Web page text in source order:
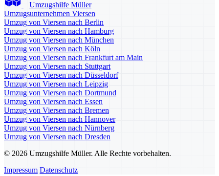
Umzugshilfe Müller
Umzugsunternehmen Viersen
Umzug von Viersen nach Berlin
Umzug von Viersen nach Hamburg
Umzug von Viersen nach München
Umzug von Viersen nach Köln
Umzug von Viersen nach Frankfurt am Main
Umzug von Viersen nach Stuttgart
Umzug von Viersen nach Düsseldorf
Umzug von Viersen nach Leipzig
Umzug von Viersen nach Dortmund
Umzug von Viersen nach Essen
Umzug von Viersen nach Bremen
Umzug von Viersen nach Hannover
Umzug von Viersen nach Nürnberg
Umzug von Viersen nach Dresden
© 2026 Umzugshilfe Müller. Alle Rechte vorbehalten.
Impressum Datenschutz